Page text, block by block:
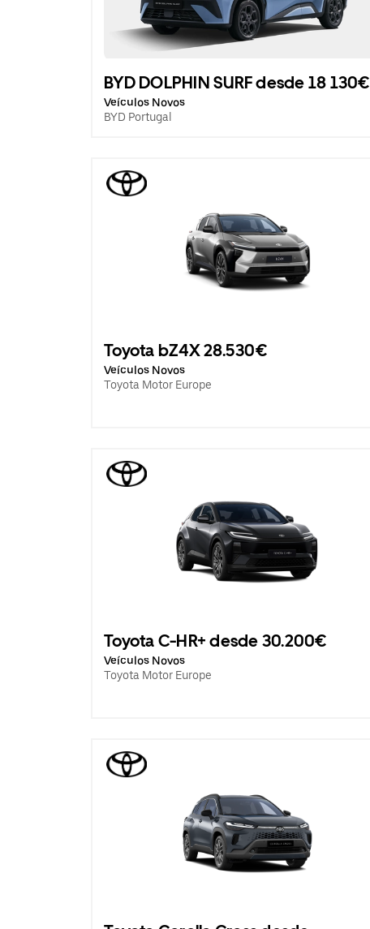
BYD DOLPHIN SURF desde 18 130€
Veículos Novos
BYD Portugal
Toyota bZ4X 28.530€
Veículos Novos
Toyota Motor Europe
Toyota C-HR+ desde 30.200€
Veículos Novos
Toyota Motor Europe